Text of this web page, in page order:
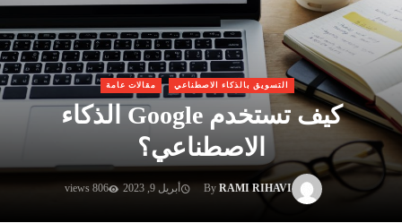
التسويق بالذكاء الاصطناعي مقالات عامة
كيف تستخدم Google الذكاء
الاصطناعي؟
By RAMI RIHAVI أبريل 9, 2023 806 views